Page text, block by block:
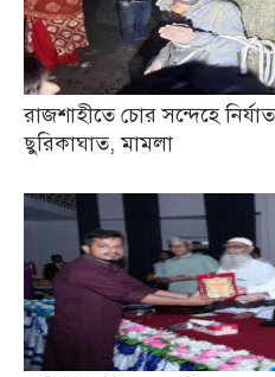
রাজশাহীতে চোর সন্দেহে
ছুরিকাঘাত, মামলা